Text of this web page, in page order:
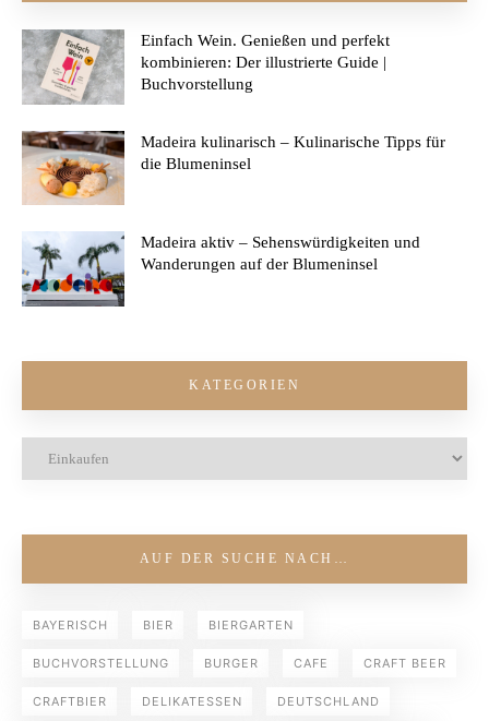
Einfach Wein. Genießen und perfekt
kombinieren: Der illustrierte Guide |
Buchvorstellung
Madeira kulinarisch – Kulinarische Tipps für
die Blumeninsel
Madeira aktiv – Sehenswürdigkeiten und
Wanderungen auf der Blumeninsel
KATEGORIEN
AUF DER SUCHE NACH…
BAYERISCH BIER BIERGARTEN
BUCHVORSTELLUNG BURGER CAFE CRAFT BEER
CRAFTBIER DELIKATESSEN DEUTSCHLAND